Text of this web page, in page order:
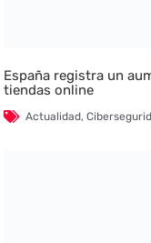
España registra un
tiendas online
Actualidad,